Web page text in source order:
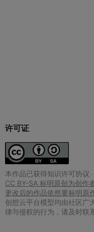
许可证
本作品已获得知识许可协议
CC BY-SA 标明原创为创作
更改后的作品依然要标明原
创想云平台模型均由社区广
律与侵权的行为，请及时联